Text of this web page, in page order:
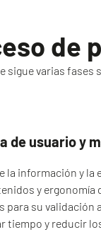
de
sigue varias
de usuario y
la información y la
y ergonomía
su validación
tiempo y reducir